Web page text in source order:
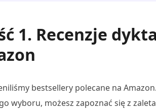
1. Recenzje
bestsellery polecane na
wyboru, możesz zapoznać się z